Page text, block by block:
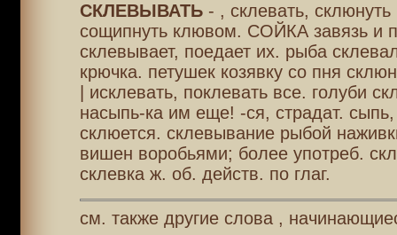
СКЛЕВЫВАТЬ- , склевать, склюнуть
сощипнуть клювом. СОЙКА завязь и
склевывает, поедает их. рыба
крючка. петушек козявку со пня
| исклевать, поклевать все. голуби
насыпь-ка им еще! -ся, страдат. сыпь,
склюется. склевывание рыбой
вишен воробьями; более употреб.
склевка ж. об. действ. по глаг.
см. также другие слова ,